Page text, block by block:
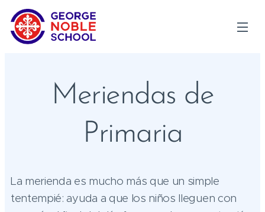
Meriendas de
Primaria
La merienda es mucho más que un simple
tentempié: ayuda a que los niños lleguen con